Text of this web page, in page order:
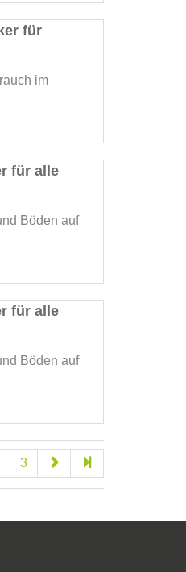
für
im
für alle
Böden auf
für alle
Böden auf
3